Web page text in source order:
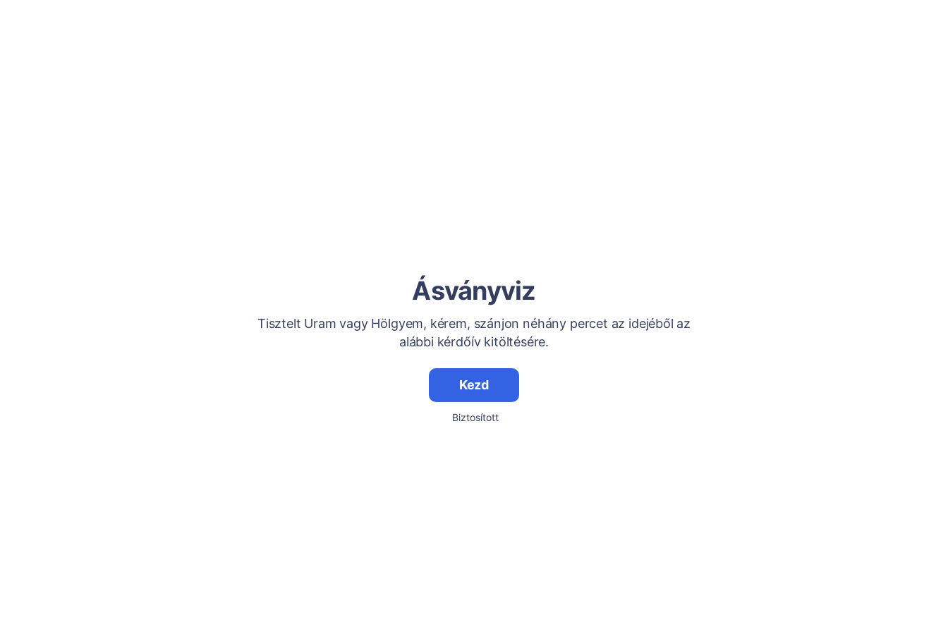
Ásványviz
Tisztelt Uram vagy Hölgyem, kérem, szánjon néhány percet az idejéből az
alábbi kérdőív kitöltésére.
Kezd
Biztosított